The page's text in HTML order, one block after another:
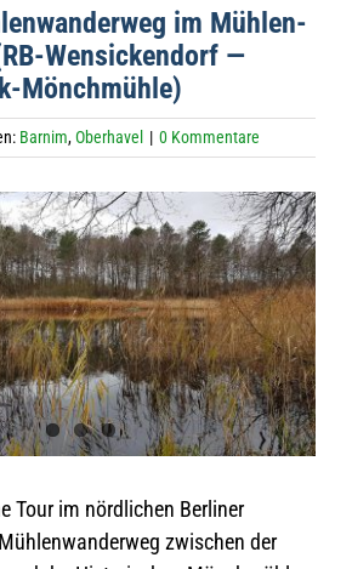
im Müh­len­
Wen­si­cken­dorf —
Mönch­mühle)
Barnim,Oberhavel | 0 Kommentare
Tour im nörd­li­chen Ber­li­ner
zwi­schen der